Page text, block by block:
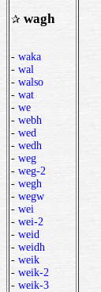
✰ wagh
- waka
- wal
- walso
- wat
- we
- webh
- wed
- wedh
- weg
- weg-2
- wegh
- wegw
- wei
- wei-2
- weid
- weidh
- weik
- weik-2
- weik-3